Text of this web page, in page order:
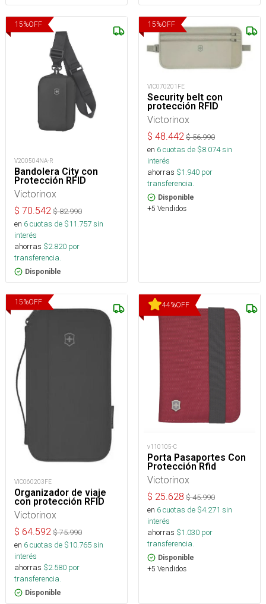
15%OFF
V200504NA-R
Bandolera City con
Protección RFID
Victorinox
$ 70.542 $82.990
en 6cuotas de $11.757sin
interés
ahorras $2.820 por
transferencia.
Disponible
15%OFF
VIC070201FE
Security belt con
protección RFID
Victorinox
$ 48.442 $56.990
en 6cuotas de $8.074sin
interés
ahorras $1.940 por
transferencia.
Disponible
+5 Vendidos
15%OFF
VIC060203FE
Organizador de viaje
con protección RFID
Victorinox
$ 64.592 $75.990
en 6cuotas de $10.765sin
interés
ahorras $2.580 por
transferencia.
Disponible
44%OFF
v110105-C
Porta Pasaportes Con
Protección Rfid
Victorinox
$ 25.628 $45.990
en 6cuotas de $4.271 sin
interés
ahorras $1.030 por
transferencia.
Disponible
+5 Vendidos